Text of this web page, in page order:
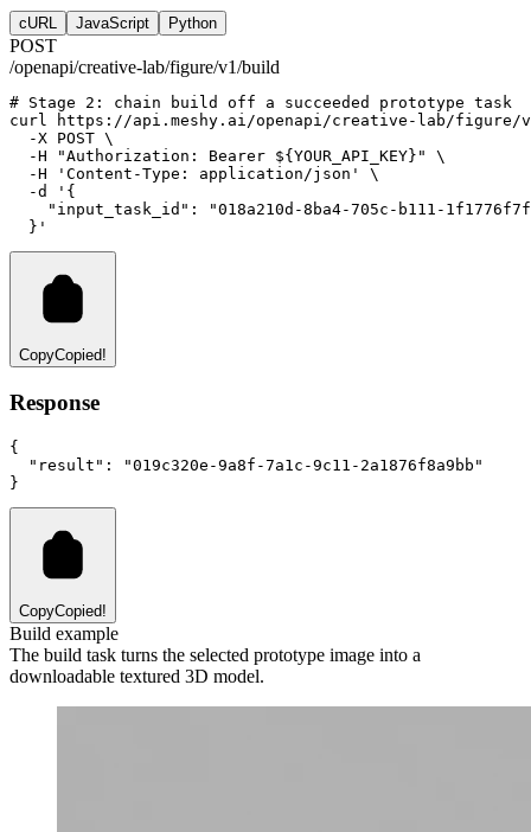
cURL JavaScript Python
POST
/openapi/creative-lab/figure/v1/build
# Stage 2: chain build off a succeeded prototype task
curl
https://api.meshy.ai/openapi/creative-lab/figure/
-X POST \
-H
"Authorization: Bearer ${YOUR_API_KEY}"
\
-H
'Content-Type: application/json'
\
-d
'{
"input_task_id": "018a210d-8ba4-705c-b111-
  }'
CopyCopied!
Response
{
"result" :
"019c320e-9a8f-7a1c-9c11-2a1876f8a9bb"
}
CopyCopied!
Build example
The build task turns the selected prototype image into a
downloadable textured 3D model.